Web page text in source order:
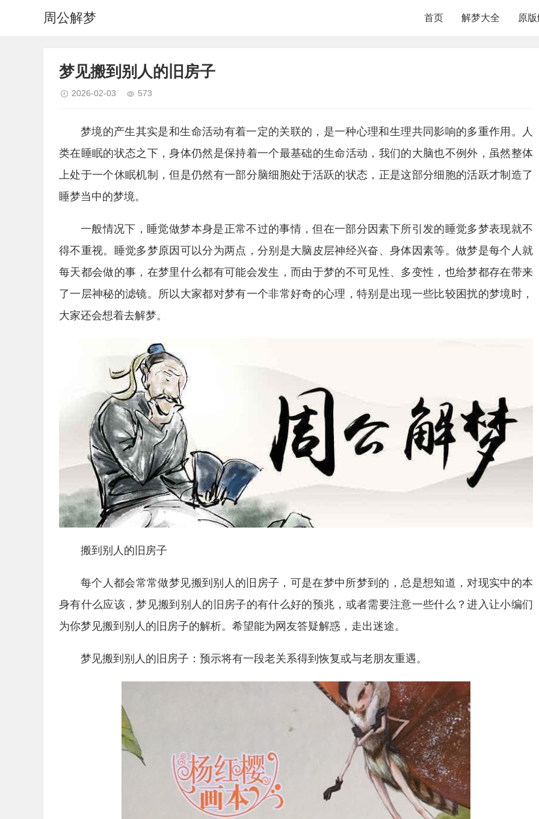
周公解梦 首页 解梦大全 原
梦见搬到别人的旧房子
2026-02-03 573
梦境的产生其实是和生命活动有着一定的关联的，是一种心理和生理共同影响的多重作用。人
类在睡眠的状态之下，身体仍然是保持着一个最基础的生命活动，我们的大脑也不例外，虽然整体
上处于一个休眠机制，但是仍然有一部分脑细胞处于活跃的状态，正是这部分细胞的活跃才制造了
睡梦当中的梦境。
一般情况下，睡觉做梦本身是正常不过的事情，但在一部分因素下所引发的睡觉多梦表现就不
得不重视。睡觉多梦原因可以分为两点，分别是大脑皮层神经兴奋、身体因素等。做梦是每个人就
每天都会做的事，在梦里什么都有可能会发生，而由于梦的不可见性、多变性，也给梦都存在带来
了一层神秘的滤镜。所以大家都对梦有一个非常好奇的心理，特别是出现一些比较困扰的梦境时，
大家还会想着去解梦。
搬到别人的旧房子
每个人都会常常做梦见搬到别人的旧房子，可是在梦中所梦到的，总是想知道，对现实中的本
身有什么应该，梦见搬到别人的旧房子的有什么好的预兆，或者需要注意一些什么？进入让小编们
为你梦见搬到别人的旧房子的解析。希望能为网友答疑解惑，走出迷途。
梦见搬到别人的旧房子：预示将有一段老关系得到恢复或与老朋友重遇。